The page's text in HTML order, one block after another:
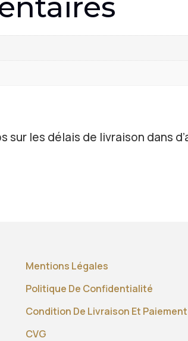
sur les délais de livraison dans
Mentions Légales
Politique De Confidentialité
Condition De Livraison Et Paiement
CVG